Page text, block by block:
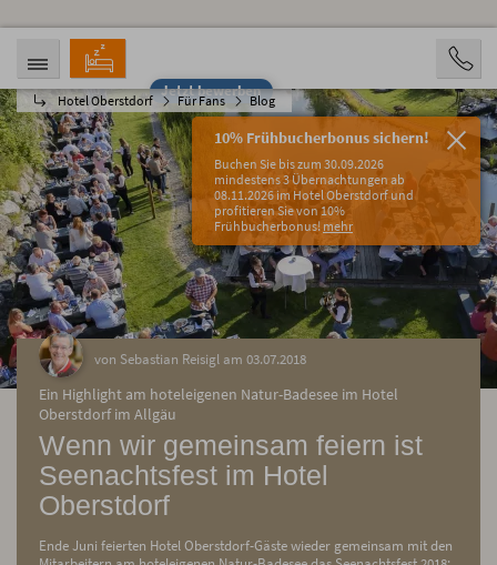
Jetzt bewerben
Hotel Oberstdorf Für Fans Blog
10% Frühbucherbonus sichern!
Buchen Sie bis zum 30.09.2026
mindestens 3 Übernachtungen ab
08.11.2026 im Hotel Oberstdorf und
profitieren Sie von 10%
Frühbucherbonus! mehr
ANREISE
08.08.2026
ABREISE
13.08.2026
PERSONEN
2 Personen
BUCHEN
von Sebastian Reisigl am 03.07.2018
Ein Highlight am hoteleigenen Natur-Badesee im Hotel
Oberstdorf im Allgäu
Wenn wir gemeinsam feiern ist
Seenachtsfest im Hotel
Oberstdorf
Ende Juni feierten Hotel Oberstdorf-Gäste wieder gemeinsam mit den